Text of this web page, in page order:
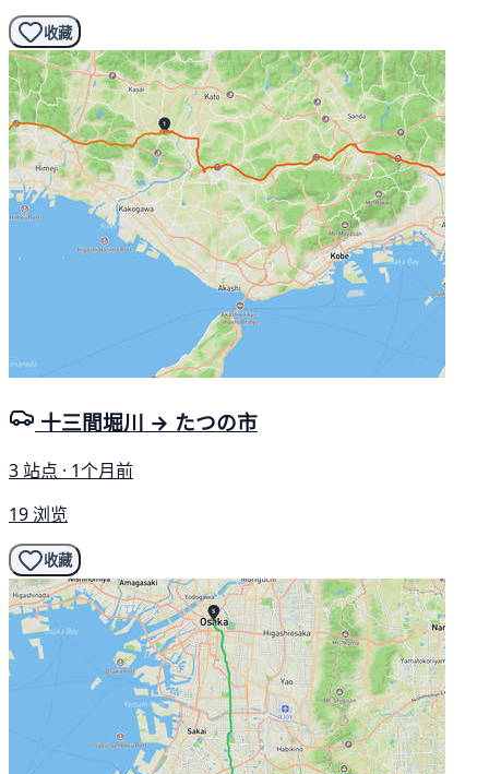
收藏
十三間堀川 → たつの市
3 站点 · 1个月前
19 浏览
收藏